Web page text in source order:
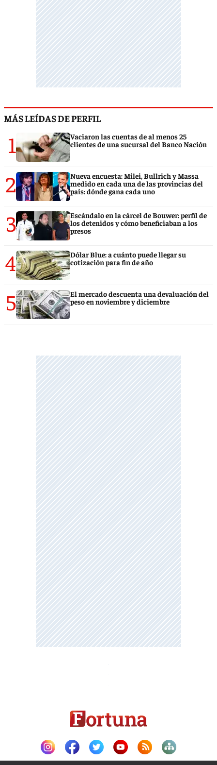
MÁS LEÍDAS DE PERFIL
1
Vaciaron las cuentas de al menos 25
clientes de una sucursal del Banco Nación
2
Nueva encuesta: Milei, Bullrich y Massa
medido en cada una de las provincias del
país: dónde gana cada uno
3
Escándalo en la cárcel de Bouwer: perfil de
los detenidos y cómo beneficiaban a los
presos
4
Dólar Blue: a cuánto puede llegar su
cotización para fin de año
5
El mercado descuenta una devaluación del
peso en noviembre y diciembre